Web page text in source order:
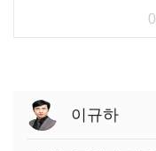
이규하